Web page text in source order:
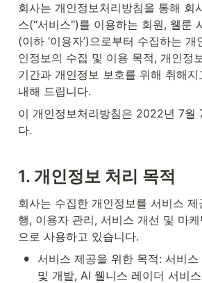
회사는 개인정보처리방침을 통해 회
스(“서비스")를 이용하는 회원, 웰룬
(이하 ‘이용자’)으로부터 수집하는
인정보의 수집 및 이용 목적, 개인정
기간과 개인정보 보호를 위해 취해
내해 드립니다.
이 개인정보처리방침은 2022년 7월
다.
1. 개인정보 처리 목적
회사는 수집한 개인정보를 서비스
행, 이용자 관리, 서비스 개선 및 마
으로 사용하고 있습니다.
• 서비스 제공을 위한 목적: 서비
및 개발, AI 웰니스 레이더 서비